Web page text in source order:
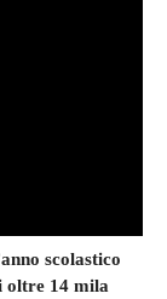
scolastico
oltre 14 mila